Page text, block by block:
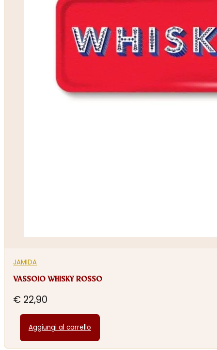
JAMIDA
VASSOIO WHISKY ROSSO
€ 22,90
Aggiungi al carrello